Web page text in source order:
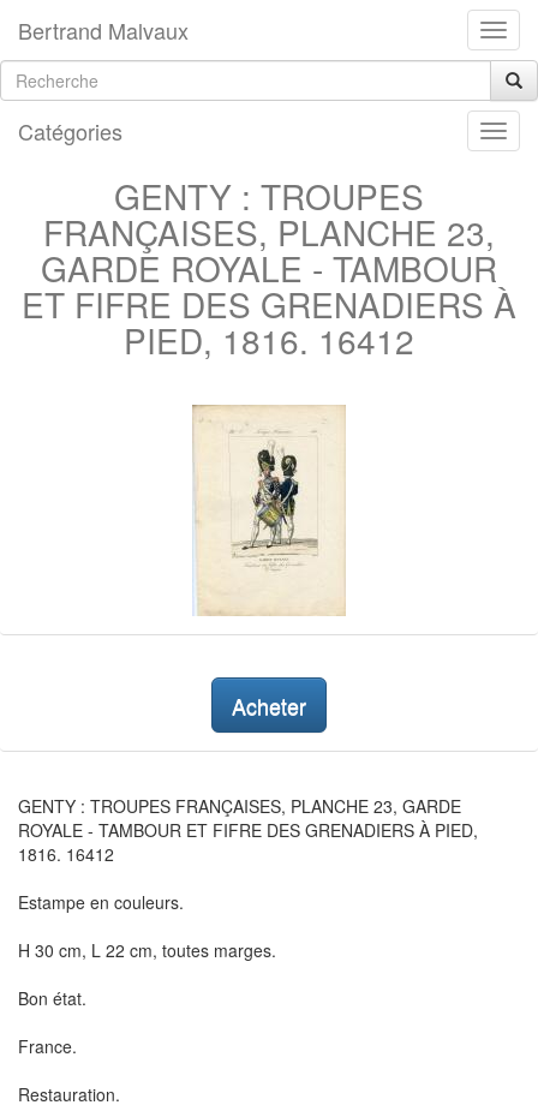
Bertrand Malvaux
Catégories
GENTY : TROUPES
FRANÇAISES, PLANCHE 23,
GARDE ROYALE - TAMBOUR
ET FIFRE DES GRENADIERS À
PIED, 1816. 16412
Acheter
GENTY : TROUPES FRANÇAISES, PLANCHE 23, GARDE
ROYALE - TAMBOUR ET FIFRE DES GRENADIERS À PIED,
1816. 16412
Estampe en couleurs.
H 30 cm, L 22 cm, toutes marges.
Bon état.
France.
Restauration.